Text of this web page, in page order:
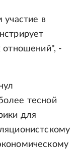
в
отношений", -
тесной
для